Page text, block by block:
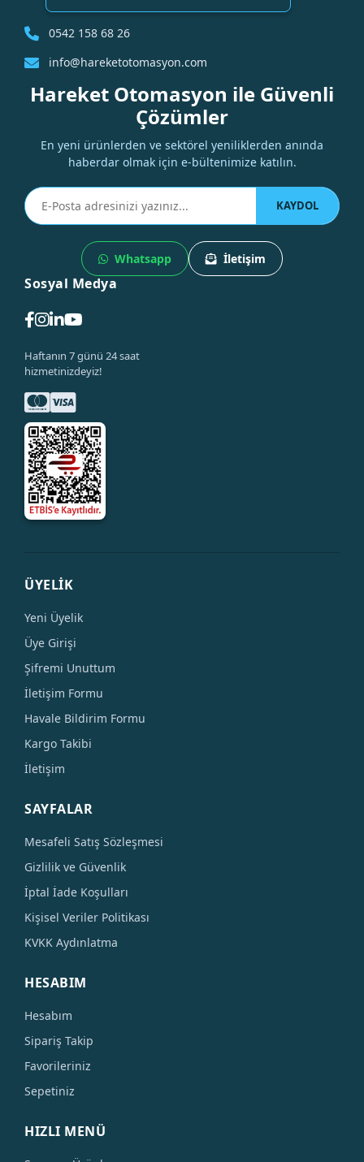
0542 158 68 26
info@hareketotomasyon.com
Hareket Otomasyon ile Güvenli
Çözümler
En yeni ürünlerden ve sektörel yeniliklerden anında
haberdar olmak için e-bültenimize katılın.
KAYDOL
Whatsapp İletişim
Sosyal Medya
Haftanın 7 günü 24 saat
hizmetinizdeyiz!
ÜYELİK
Yeni Üyelik
Üye Girişi
Şifremi Unuttum
İletişim Formu
Havale Bildirim Formu
Kargo Takibi
İletişim
SAYFALAR
Mesafeli Satış Sözleşmesi
Gizlilik ve Güvenlik
İptal İade Koşulları
Kişisel Veriler Politikası
KVKK Aydınlatma
HESABIM
Hesabım
Sipariş Takip
Favorileriniz
Sepetiniz
HIZLI MENÜ